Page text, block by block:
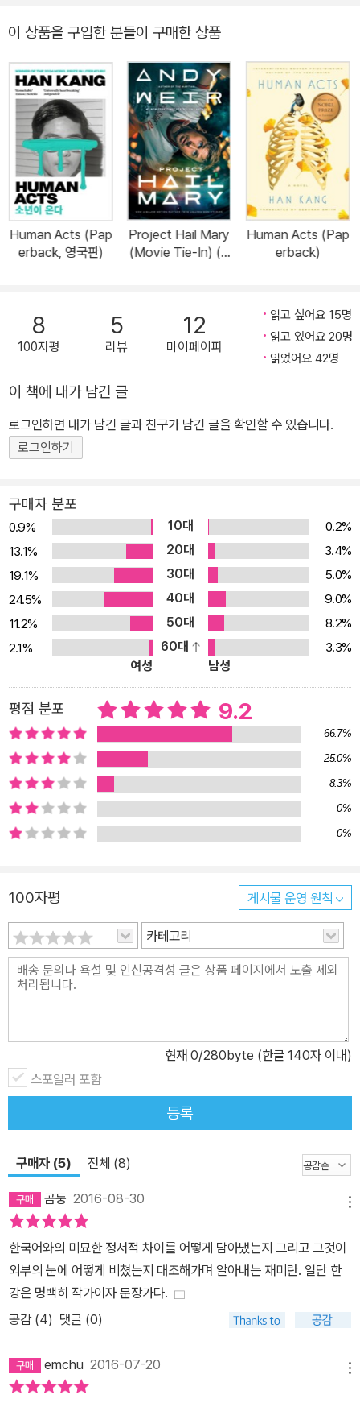
이 상품을 구입한 분들이 구매한 상품
Human Acts (Pap
erback, 영국판)
Project Hail Mary
(Movie Tie-In) (P
Human Acts (Pap
erback)
8
100자평
5
리뷰
12
마이페이퍼
읽고 싶어요 15명
읽고 있어요 20명
읽었어요 42명
이 책에 내가 남긴 글
로그인하면 내가 남긴 글과 친구가 남긴 글을 확인할 수 있습니다.
로그인하기
구매자 분포
0.9% 10대
0.2%
13.1%
20대
3.4%
19.1%
30대
5.0%
24.5%
40대
9.0%
11.2%
50대
8.2%
2.1%
60대
3.3%
여성
남성
평점 분포 9.2
66.7%
25.0%
8.3%
0%
0%
100자평 게시물 운영 원칙
카테고리
현재 0/280byte (한글 140자 이내)
스포일러 포함
등록
구매자 (5) 전체 (8)
곰둥 2016-08-30
한국어와의 미묘한 정서적 차이를 어떻게 담아냈는지 그리고 그것이
외부의 눈에 어떻게 비쳤는지 대조해가며 알아내는 재미란. 일단 한
강은 명백히 작가이자 문장가다.
공감 (4) 댓글 (0)
emchu 2016-07-20